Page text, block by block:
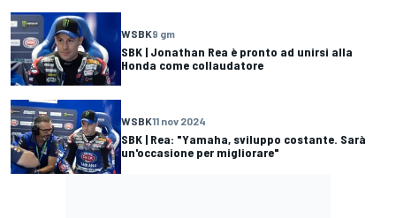
WSBK9 gm
SBK | Jonathan Rea è pronto ad unirsi alla
Honda come collaudatore
WSBK11 nov 2024
SBK | Rea: "Yamaha, sviluppo costante. Sarà
un'occasione per migliorare"